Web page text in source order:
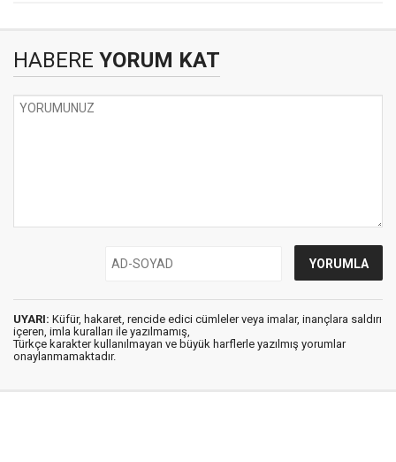
HABERE YORUM KAT
UYARI: Küfür, hakaret, rencide edici cümleler veya imalar, inançlara saldırı
içeren, imla kuralları ile yazılmamış,
Türkçe karakter kullanılmayan ve büyük harflerle yazılmış yorumlar
onaylanmamaktadır.